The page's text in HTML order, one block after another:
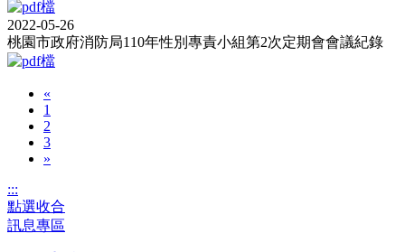
2022-05-26
桃園市政府消防局110年性別專責小組第2次定期會會議紀錄
«
1
2
3
»
:::
點選收合
訊息專區